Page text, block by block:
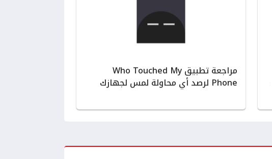
مراجعة تطبيق Who Touched My
Phone لرصد أي محاولة لمس لجهازك